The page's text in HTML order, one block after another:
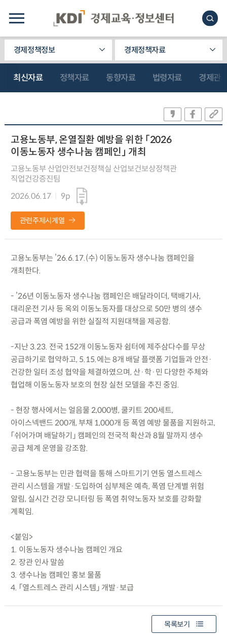
경제정책정보 경제정책자료
최신자료 정책자료 동향자료 법령자료 경제관
고용노동부, 온열질환 예방을 위한 「2026
이동노동자 생수나눔 캠페인」 개최
고용노동부 산업안전보건정책실 산업보건보상정책관
직업건강증진팀
2026.06.17
9p
관련주제시계열
고용노동부는 ’26.6.17.(수) 이동노동자 생수나눔 캠페인을
개최한다.
- ’26년 이동노동자 생수나눔 캠페인은 배달라이더, 택배기사,
대리운전 기사 등 옥외 이동노동자를 대상으로 50만 병의 생수
공급과 폭염 예방을 위한 실질적 지원대책을 제공함.
-지난 3.23. 전국 152개 이동노동자 쉼터에 제주삼다수를 무상
공급하기로 협약하고, 5.15.에는 8개 배달 플랫폼 기업들과 안전·
건강한 일터 조성 협약을 체결하였으며, 산·학·민 다양한 주체와
협업해 이동노동자 보호의 현장 실천 모델을 추진 중임.
- 현장 행사에서는 얼음물 2,000병, 쿨키트 200세트,
아이스넥밴드 200개, 부채 1,000개 등 폭염 예방 물품을 지원하고,
「쉬어가며 배달하기」 캠페인의 전국적 확산과 8월 말까지 생수
공급 체계 운영을 강조함.
- 고용노동부는 민관 협력을 통해 스마트기기 연동 열스트레스
관리 시스템을 개발·도입하여 심부체온 예측, 폭염 단계별 위험
알림, 실시간 건강 모니터링 등 폭염 취약노동자 보호를 강화할
계획임.
<붙임>
1. 이동노동자 생수나눔 캠페인 개요
2. 장관 인사 말씀
3. 생수나눔 캠페인 홍보 물품
4. 「열스트레스 관리 시스템」 개발·보급
목록보기